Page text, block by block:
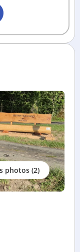
photos